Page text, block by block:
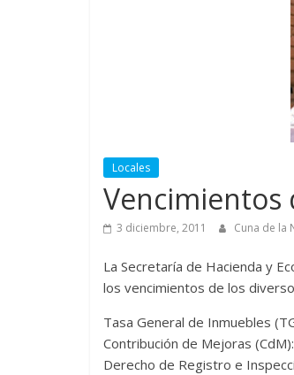
Locales
Vencimientos
3 diciembre, 2011 Cuna de la
La Secretaría de Hacienda y
los vencimientos de los
Tasa General de Inmuebles
Contribución de Mejoras
Derecho de Registro e